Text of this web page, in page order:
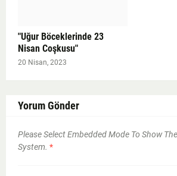
"Uğur Böceklerinde 23
Nisan Coşkusu"
20 Nisan, 2023
Yorum Gönder
Please Select Embedded Mode To Show
System. *